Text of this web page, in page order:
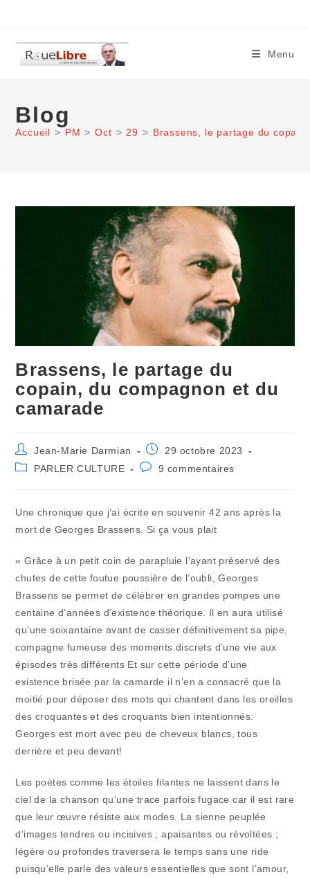
content
Menu
Blog
Accueil > PM > Oct > 29 > Brassens, le partage du
Brassens, le partage du
copain, du compagnon et du
camarade
Auteur/autrice
de
la
Jean-Marie Darmian
Publication
publiée :
29 octobre 2023
PostPARLER CULTURE
Commentaires
9 commentaires
Une chronique que j’ai écrite en souvenir 42 ans après la
mort de Georges Brassens. Si ça vous plait
« Grâce à un petit coin de parapluie l’ayant préservé des
chutes de cette foutue poussière de l’oubli, Georges
Brassens se permet de célébrer en grandes pompes une
centaine d’années d’existence théorique. Il en aura utilisé
qu’une soixantaine avant de casser définitivement sa pipe,
compagne fumeuse des moments discrets d’une vie aux
épisodes très différents Et sur cette période d’une
existence brisée par la camarde il n’en a consacré que la
moitié pour déposer des mots qui chantent dans les oreilles
des croquantes et des croquants bien intentionnés.
Georges est mort avec peu de cheveux blancs, tous
derrière et peu devant!
Les poètes comme les étoiles filantes ne laissent dans le
ciel de la chanson qu’une trace parfois fugace car il est rare
que leur œuvre résiste aux modes. La sienne peuplée
d’images tendres ou incisives ; apaisantes ou révoltées ;
légère ou profondes traversera le temps sans une ride
puisqu’elle parle des valeurs essentielles que sont l’amour,